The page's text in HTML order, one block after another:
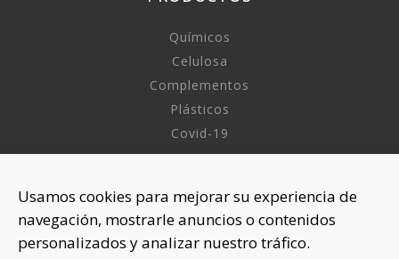
Usamos cookies para mejorar su experiencia de
navegación, mostrarle anuncios o contenidos
personalizados y analizar nuestro tráfico.
Químicos
Celulosa
Complementos
Plásticos
Covid-19
Sobre nosotros
Aviso Legal